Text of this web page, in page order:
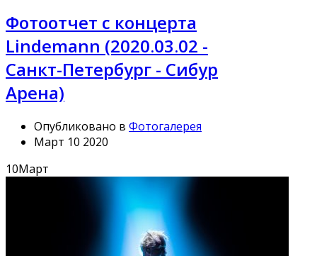
Фотоотчет с концерта
Lindemann (2020.03.02 -
Санкт-Петербург - Сибур
Арена)
Опубликовано в Фотогалерея
Март 10 2020
10Март